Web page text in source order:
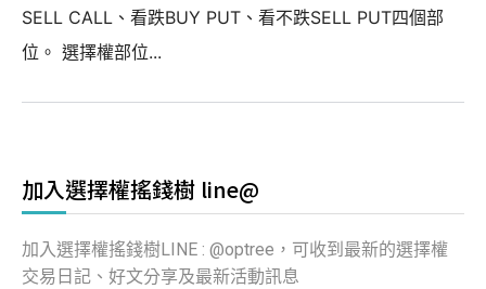
SELL CALL、看跌BUY PUT、看不跌SELL PUT四個部
位。 選擇權部位...
加入選擇權搖錢樹 line@
加入選擇權搖錢樹LINE : @optree，可收到最新的選擇權
交易日記、好文分享及最新活動訊息